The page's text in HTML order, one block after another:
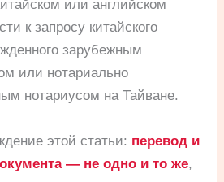
или английском
к запросу китайского
зарубежным
или нотариально
нотариусом на Тайване.
этой статьи: перевод и
— не одно и то же,